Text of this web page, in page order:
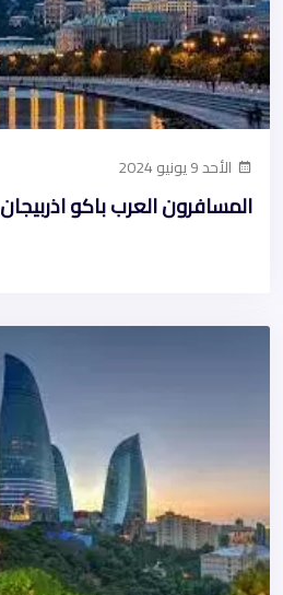
الأحد 9 يونيو 2024
المسافرون العرب باكو اذربيجان